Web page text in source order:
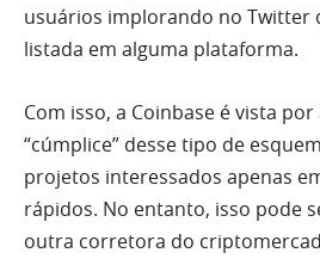
usuários implorando no Twitter
listada em alguma plataforma.
Com isso, a Coinbase é vista
“cúmplice” desse tipo de
projetos interessados apenas
rápidos. No entanto, isso pode
outra corretora do